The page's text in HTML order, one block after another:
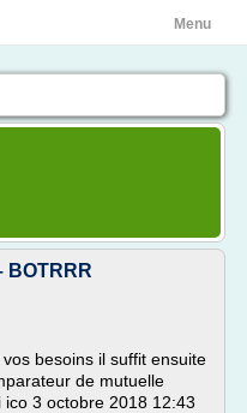
Menu
BOTRRR
besoins il suffit ensuite
de mutuelle
3 octobre 2018 12:43